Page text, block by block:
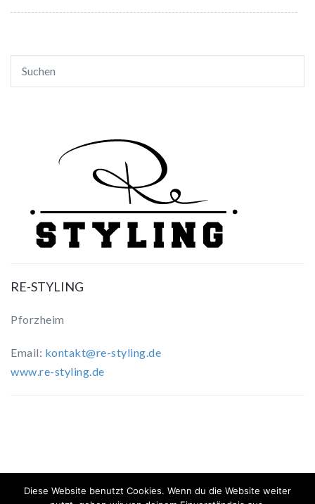
RE-STYLING
Pforzheim
Email: kontakt@re-styling.de
www.re-styling.de
Proudly powered byWordPress | Theme:ElitePress
Diese Website benutzt Cookies. Wenn du die Website weiter